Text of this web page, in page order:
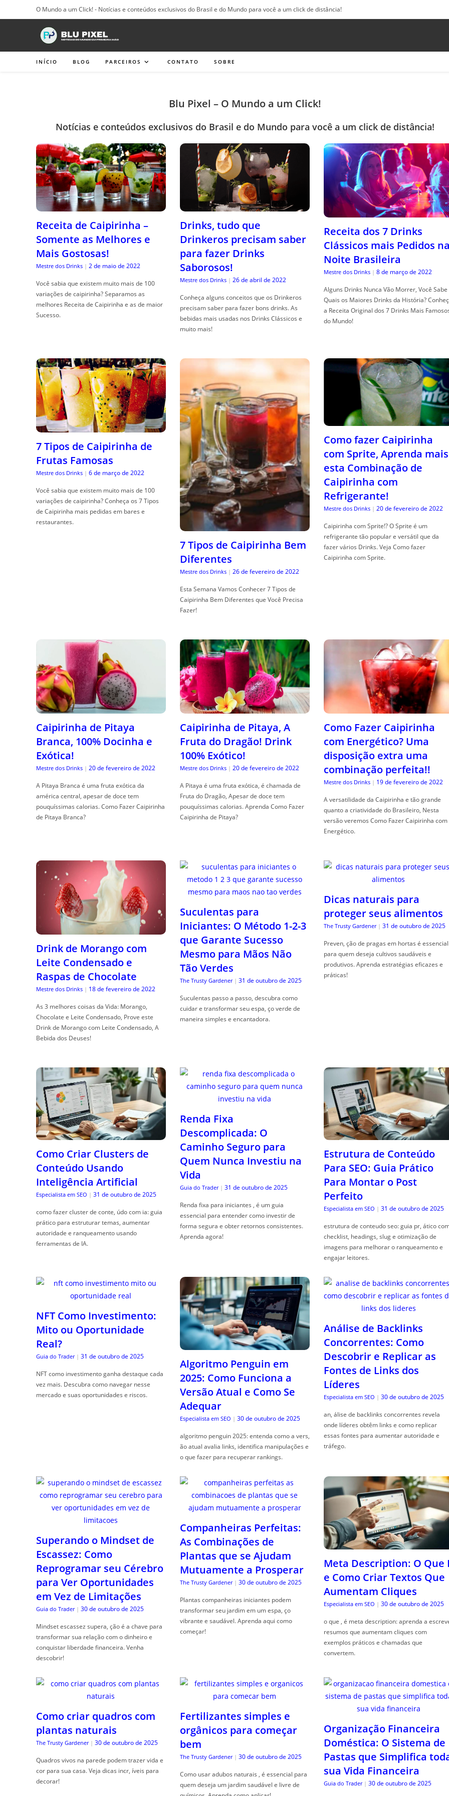
para
O Mundo a um Click! - Notícias e conteúdos exclusivos do Brasil e do Mundo para você a um click de distância!
INÍCIO BLOG PARCEIROS CONTATO SOBRE
Blu Pixel – O Mundo a um Click!
Notícias e conteúdos exclusivos do Brasil e do Mundo para você a um click de distância!
Receita de Caipirinha –
Somente as Melhores e
Mais Gostosas!
Mestre dos Drinks | 2 de maio de 2022
Você sabia que existem muito mais de 100
variações de caipirinha? Separamos as
melhores Receita de Caipirinha e as de maior
Sucesso.
Drinks, tudo que
Drinkeros precisam saber
para fazer Drinks
Saborosos!
Mestre dos Drinks | 26 de abril de 2022
Conheça alguns conceitos que os Drinkeros
precisam saber para fazer bons drinks. As
bebidas mais usadas nos Drinks Clássicos e
muito mais!
Receita dos 7 Drinks
Clássicos mais Pedidos
Noite Brasileira
Mestre dos Drinks | 8 de março de 2022
Alguns Drinks Nunca Vão Morrer, Você Sabe
Quais os Maiores Drinks da História?
a Receita Original dos 7 Drinks Mais
do Mundo!
7 Tipos de Caipirinha de
Frutas Famosas
Mestre dos Drinks | 6 de março de 2022
Você sabia que existem muito mais de 100
variações de caipirinha? Conheça os 7 Tipos
de Caipirinha mais pedidas em bares e
restaurantes.
7 Tipos de Caipirinha Bem
Diferentes
Mestre dos Drinks | 26 de fevereiro de 2022
Esta Semana Vamos Conhecer 7 Tipos de
Caipirinha Bem Diferentes que Você Precisa
Fazer!
Como fazer Caipirinha
com Sprite, Aprenda mais
esta Combinação de
Caipirinha com
Refrigerante!
Mestre dos Drinks | 20 de fevereiro de 2022
Caipirinha com Sprite!? O Sprite é um
refrigerante tão popular e versátil que da
fazer vários Drinks. Veja Como fazer
Caipirinha com Sprite.
Caipirinha de Pitaya
Branca, 100% Docinha e
Exótica!
Mestre dos Drinks | 20 de fevereiro de 2022
A Pitaya Branca é uma fruta exótica da
américa central, apesar de doce tem
pouquíssimas calorias. Como Fazer Caipirinha
de Pitaya Branca?
Caipirinha de Pitaya, A
Fruta do Dragão! Drink
100% Exótico!
Mestre dos Drinks | 20 de fevereiro de 2022
A Pitaya é uma fruta exótica, é chamada de
Fruta do Dragão, Apesar de doce tem
pouquíssimas calorias. Aprenda Como Fazer
Caipirinha de Pitaya?
Como Fazer Caipirinha
com Energético? Uma
disposição extra uma
combinação perfeita!!
Mestre dos Drinks | 19 de fevereiro de 2022
A versatilidade da Caipirinha e tão grande
quanto a criatividade do Brasileiro, Nesta
versão veremos Como Fazer Caipirinha com
Energético.
Drink de Morango com
Leite Condensado e
Raspas de Chocolate
Mestre dos Drinks | 18 de fevereiro de 2022
As 3 melhores coisas da Vida: Morango,
Chocolate e Leite Condensado, Prove este
Drink de Morango com Leite Condensado, A
Bebida dos Deuses!
Suculentas para
Iniciantes: O Método 1-2-3
que Garante Sucesso
Mesmo para Mãos Não
Tão Verdes
The Trusty Gardener | 31 de outubro de 2025
Suculentas passo a passo, descubra como
cuidar e transformar seu espa, ço verde de
maneira simples e encantadora.
Dicas naturais para
proteger seus alimentos
The Trusty Gardener | 31 de outubro de 2025
Preven, ção de pragas em hortas é essencial
para quem deseja cultivos saudáveis e
produtivos. Aprenda estratégias eficazes e
práticas!
Como Criar Clusters de
Conteúdo Usando
Inteligência Artificial
Especialista em SEO | 31 de outubro de 2025
como fazer cluster de conte, údo com ia: guia
prático para estruturar temas, aumentar
autoridade e ranqueamento usando
ferramentas de IA.
Renda Fixa
Descomplicada: O
Caminho Seguro para
Quem Nunca Investiu na
Vida
Guia do Trader | 31 de outubro de 2025
Renda fixa para iniciantes , é um guia
essencial para entender como investir de
forma segura e obter retornos consistentes.
Aprenda agora!
Estrutura de Conteúdo
Para SEO: Guia Prático
Para Montar o Post
Perfeito
Especialista em SEO | 31 de outubro de 2025
estrutura de conteudo seo: guia pr, ático
checklist, headings, slug e otimização de
imagens para melhorar o ranqueamento e
engajar leitores.
NFT Como Investimento:
Mito ou Oportunidade
Real?
Guia do Trader | 31 de outubro de 2025
NFT como investimento ganha destaque cada
vez mais. Descubra como navegar nesse
mercado e suas oportunidades e riscos.
Algoritmo Penguin em
2025: Como Funciona a
Versão Atual e Como Se
Adequar
Especialista em SEO | 30 de outubro de 2025
algoritmo penguin 2025: entenda como a vers,
ão atual avalia links, identifica manipulações e
o que fazer para recuperar rankings.
Análise de Backlinks
Concorrentes: Como
Descobrir e Replicar as
Fontes de Links dos
Líderes
Especialista em SEO | 30 de outubro de 2025
an, álise de backlinks concorrentes revela
onde líderes obtêm links e como replicar
essas fontes para aumentar autoridade e
tráfego.
Superando o Mindset de
Escassez: Como
Reprogramar seu Cérebro
para Ver Oportunidades
em Vez de Limitações
Guia do Trader | 30 de outubro de 2025
Mindset escassez supera, ção é a chave para
transformar sua relação com o dinheiro e
conquistar liberdade financeira. Venha
descobrir!
Companheiras Perfeitas:
As Combinações de
Plantas que se Ajudam
Mutuamente a Prosperar
The Trusty Gardener | 30 de outubro de 2025
Plantas companheiras iniciantes podem
transformar seu jardim em um espa, ço
vibrante e saudável. Aprenda aqui como
começar!
Meta Description: O Que
e Como Criar Textos Que
Aumentam Cliques
Especialista em SEO | 30 de outubro de 2025
o que , é meta description: aprenda a
resumos que aumentam cliques com
exemplos práticos e chamadas que
convertem.
Como criar quadros com
plantas naturais
The Trusty Gardener | 30 de outubro de 2025
Quadros vivos na parede podem trazer vida e
cor para sua casa. Veja dicas incr, íveis para
decorar!
Fertilizantes simples e
orgânicos para começar
bem
The Trusty Gardener | 30 de outubro de 2025
Como usar adubos naturais , é essencial para
quem deseja um jardim saudável e livre de
Organização Financeira
Doméstica: O Sistema de
Pastas que Simplifica
sua Vida Financeira
Guia do Trader | 30 de outubro de 2025